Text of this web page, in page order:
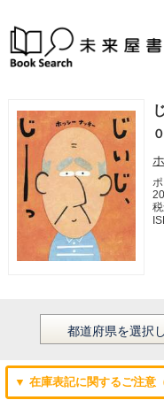
▼ 在庫表記に関するご注意